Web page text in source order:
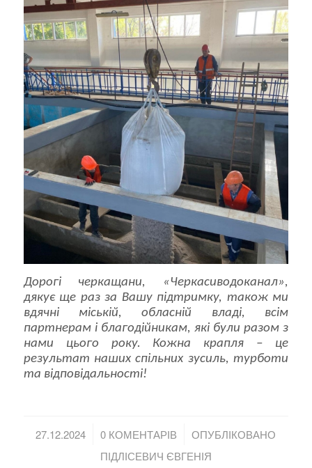
Дорогі черкащани, «Черкасиводоканал»,
дякує ще раз за Вашу підтримку, також ми
вдячні міській, обласній владі, всім
партнерам і благодійникам, які були разом з
нами цього року. Кожна крапля – це
результат наших спільних зусиль, турботи
та відповідальності!
27.12.2024
/ 0 КОМЕНТАРІВ
/
ОПУБЛІКОВАНО
ПІДЛІСЕВИЧ ЄВГЕНІЯ